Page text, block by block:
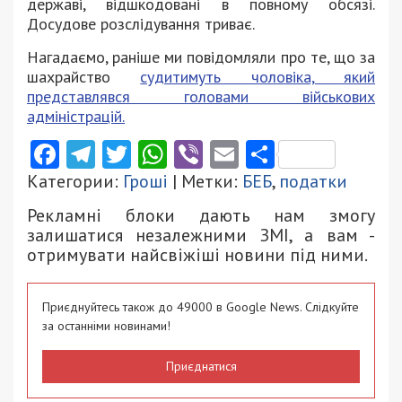
державі, відшкодовані в повному обсязі.
Досудове розслідування триває.
Нагадаємо, раніше ми повідомляли про те, що за
шахрайство судитимуть чоловіка, який
представлявся головами військових
адміністрацій.
Facebook
Telegram
Twitter
WhatsApp
ViberEmail
Категории: Гроші | Метки: БЕБ, податки
Рекламні блоки дають нам змогу
залишатися незалежними ЗМІ, а вам -
отримувати найсвіжіші новини під ними.
Приєднуйтесь також до 49000 в Google News. Слідкуйте
за останніми новинами!
Приєднатися